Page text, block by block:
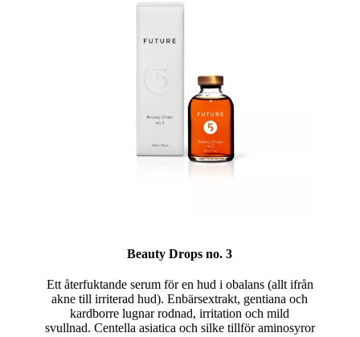
Beauty Drops no. 3
Ett återfuktande serum för en hud i obalans (allt ifrån
akne till irriterad hud). Enbärsextrakt, gentiana och
kardborre lugnar rodnad, irritation och mild
svullnad. Centella asiatica och silke tillför aminosyror